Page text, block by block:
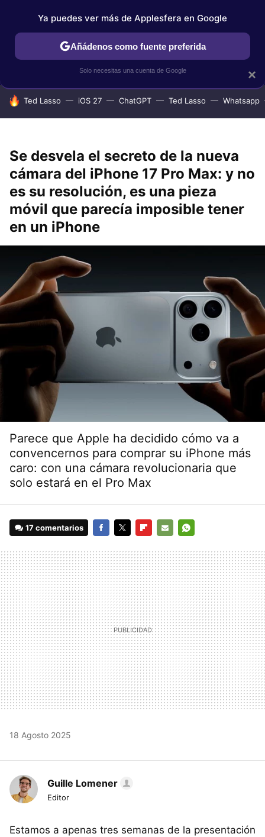
IPHONE TUTORIALES APPLESFERA SELECCIÓN
HOY SE HABLA DE
Ted Lasso iOS 27 ChatGPT Ted Lasso Whatsapp
Se desvela el secreto de la nueva
cámara del iPhone 17 Pro Max: y no
es su resolución, es una pieza
móvil que parecía imposible tener
en un iPhone
Parece que Apple ha decidido cómo va a
convencernos para comprar su iPhone más
caro: con una cámara revolucionaria que
solo estará en el Pro Max
17 comentarios
MAIL
18 Agosto 2025
Guille Lomener
Editor
Estamos a apenas tres semanas de la presentación
×
Ya puedes ver más de Applesfera en Google
Añádenos como fuente preferida
Solo necesitas una cuenta de Google